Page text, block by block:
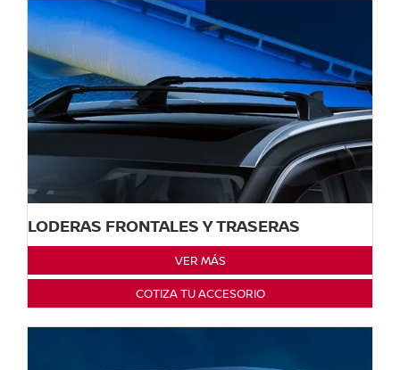
LODERAS FRONTALES Y TRASERAS
VER MÁS
COTIZA TU ACCESORIO